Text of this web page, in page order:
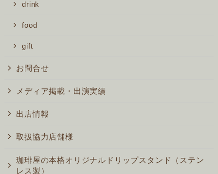
drink
food
gift
お問合せ
メディア掲載・出演実績
出店情報
取扱協力店舗様
珈琲屋の本格オリジナルドリップスタンド（ステン
レス製）